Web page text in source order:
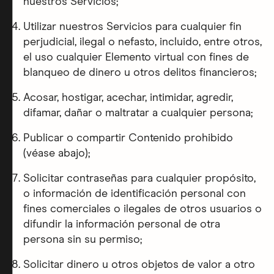
Utilizar nuestros Servicios para cualquier fin
perjudicial, ilegal o nefasto, incluido, entre otros,
el uso cualquier Elemento virtual con fines de
blanqueo de dinero u otros delitos financieros;
Acosar, hostigar, acechar, intimidar, agredir,
difamar, dañar o maltratar a cualquier persona;
Publicar o compartir Contenido prohibido
(véase abajo);
Solicitar contraseñas para cualquier propósito,
o información de identificación personal con
fines comerciales o ilegales de otros usuarios o
difundir la información personal de otra
persona sin su permiso;
Solicitar dinero u otros objetos de valor a otro